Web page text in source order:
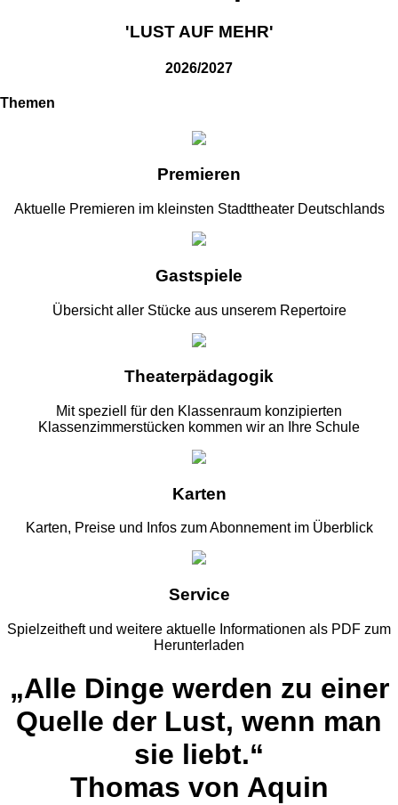
'LUST AUF MEHR'
2026/2027
Themen
Premieren
Aktuelle Premieren im kleinsten Stadttheater Deutschlands
Gastspiele
Übersicht aller Stücke aus unserem Repertoire
Theaterpädagogik
Mit speziell für den Klassenraum konzipierten
Klassenzimmerstücken kommen wir an Ihre Schule
Karten
Karten, Preise und Infos zum Abonnement im Überblick
Service
Spielzeitheft und weitere aktuelle Informationen als PDF zum
Herunterladen
„Alle Dinge werden zu einer
Quelle der Lust, wenn man
sie liebt.“
Thomas von Aquin